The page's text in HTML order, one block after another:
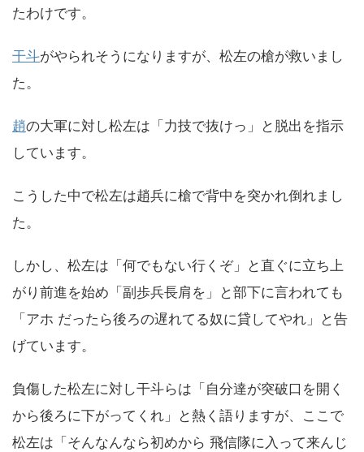
たわけです。
干斗がやられそうになりますが、松左の槍が救いまし
た。
趙の大軍に対し松左は「力技で抜けっ」と脱出を指示
しています。
こうした中で松左は趙兵に槍で背中を突かれ倒れまし
た。
しかし、松左は「何でもない行くぞ」と直ぐに立ち上
がり前進を始め「副歩兵長肩を」と部下に言われても
「アホ だったら後ろの遅れてる奴に貸してやれ」と告
げています。
負傷した松左に対し干斗らは「自分達が突破口を開く
から後ろに下がってくれ」と熱く語りますが、ここで
松左は「そんなんなら初めから 飛信隊に入って来んじ